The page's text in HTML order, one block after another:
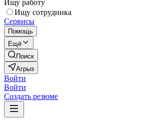
Ищу работу
Ищу сотрудника
Сервисы
Помощь
Ещё
Поиск
Агрыз
Войти
Войти
Создать резюме